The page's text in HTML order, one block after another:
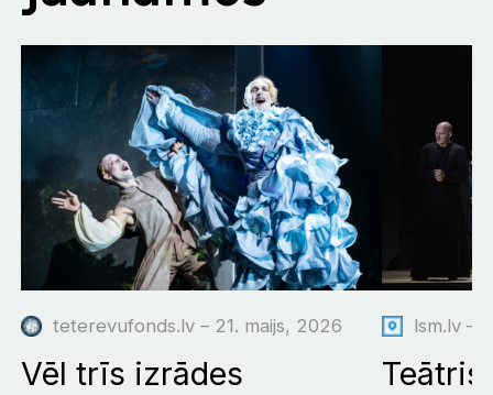
teterevufonds.lv – 21. maijs, 2026
Vēl trīs izrādes
lsm.lv –